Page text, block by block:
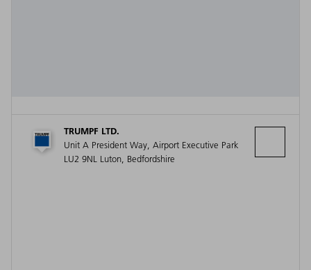
TRUMPF LTD.
Unit A President Way, Airport Executive Park
LU2 9NL Luton, Bedfordshire